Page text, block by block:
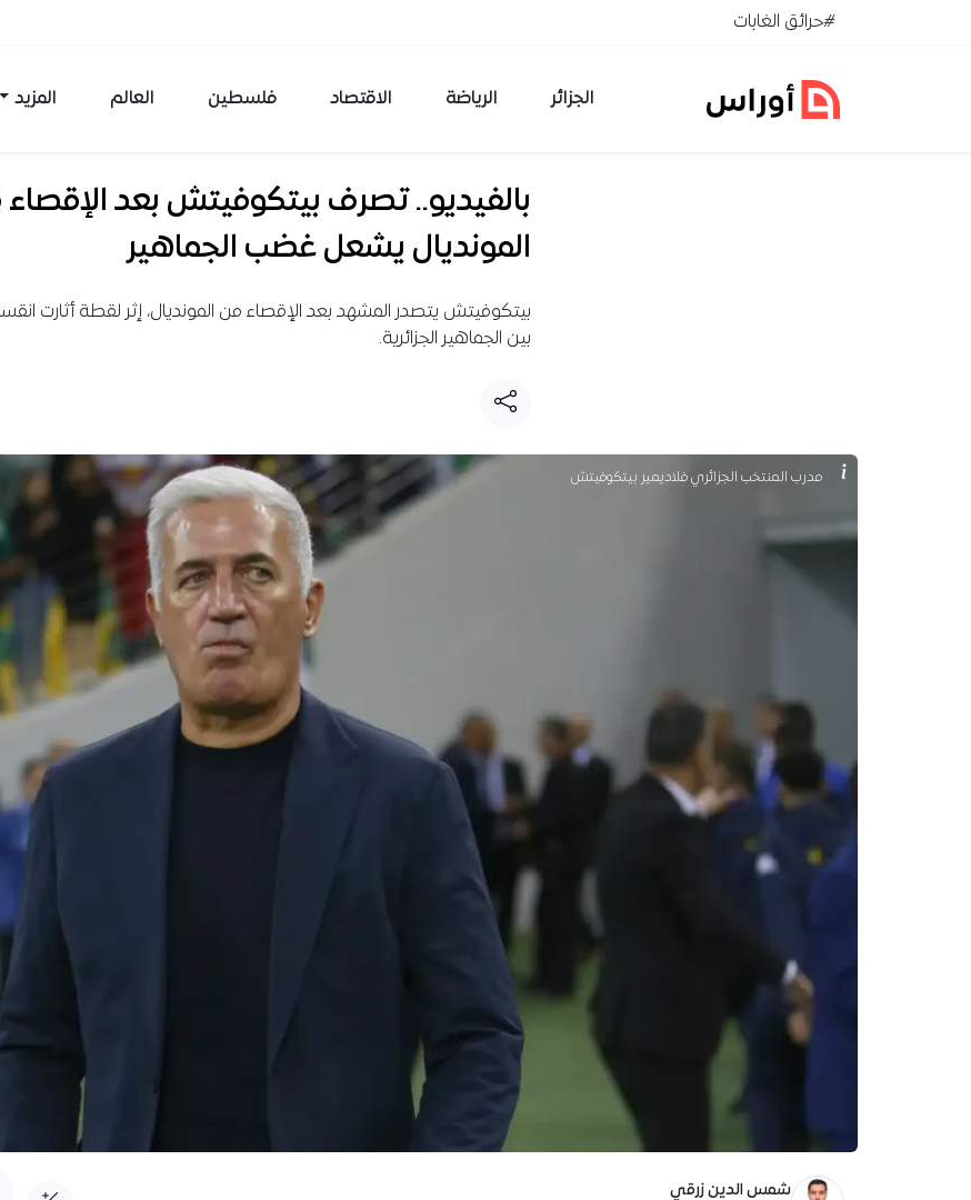
تخطي إلى المحتوى#حرائق الغابات
الجزائر الرياضة الاقتصاد فلسطين العالم المزيد
بالفيديو.. تصرف بيتكوفيتش بعد
المونديال يشعل غضب الجماهير
بيتكوفيتش يتصدر المشهد بعد الإقصاء من المونديال، إثر لقطة أثارت
بين الجماهير الجزائرية.
مدرب المنتخب الجزائري فلاديمير بيتكوفيتش
شمس الدين زرقي